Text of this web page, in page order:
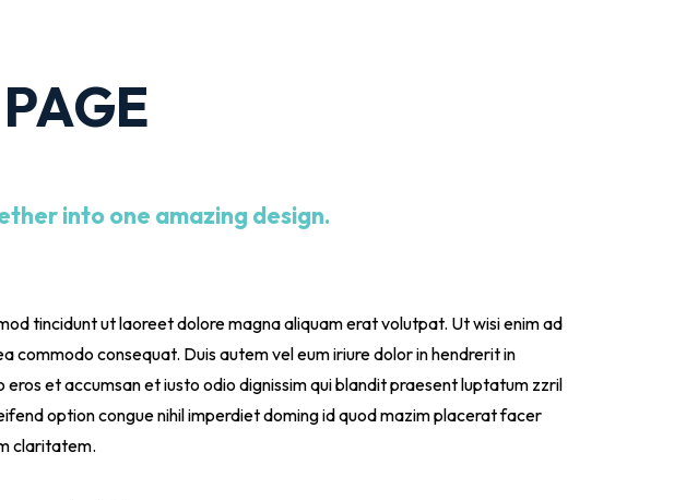
into one amazing design.
tincidunt ut laoreet dolore magna aliquam erat volutpat. Ut wisi enim ad
commodo consequat. Duis autem vel eum iriure dolor in hendrerit in
et accumsan et iusto odio dignissim qui blandit praesent luptatum zzril
option congue nihil imperdiet doming id quod mazim placerat facer
claritatem.